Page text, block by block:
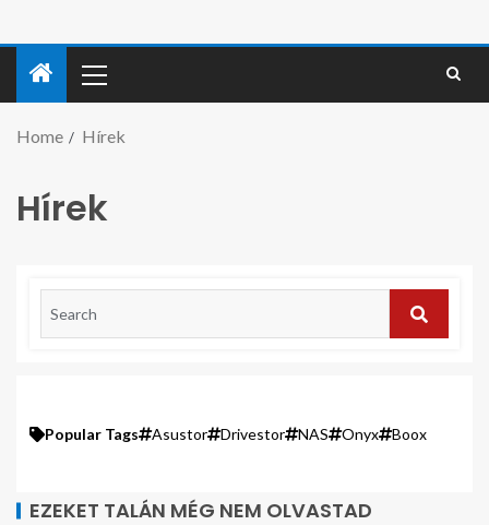
Home Hírek
Hírek
Popular Tags Asustor Drivestor NAS Onyx Boox
EZEKET TALÁN MÉG NEM OLVASTAD